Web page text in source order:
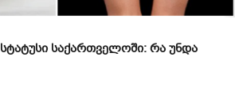
საქართველოში: რა უნდა